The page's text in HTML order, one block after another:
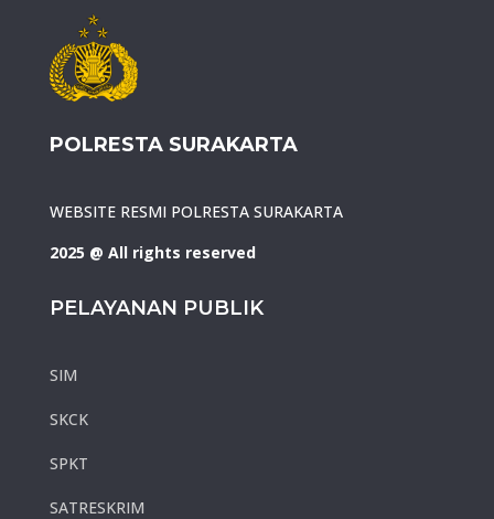
POLRESTA SURAKARTA
WEBSITE RESMI POLRESTA SURAKARTA
2025 @ All rights reserved
PELAYANAN PUBLIK
SIM
SKCK
SPKT
SATRESKRIM